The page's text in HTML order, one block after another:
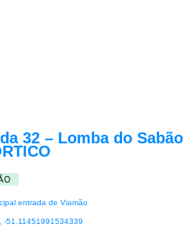
32 – Lomba do Sabão
entrada de Viamão
-51.11451991534339